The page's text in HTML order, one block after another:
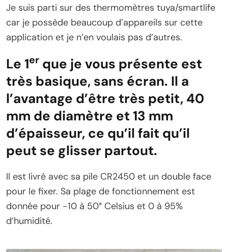
Je suis parti sur des thermomètres tuya/smartlife
car je possède beaucoup d’appareils sur cette
application et je n’en voulais pas d’autres.
Le 1er que je vous présente est
très basique, sans écran. Il a
l’avantage d’être très petit, 40
mm de diamètre et 13 mm
d’épaisseur, ce qu’il fait qu’il
peut se glisser partout.
Il est livré avec sa pile CR2450 et un double face
pour le fixer. Sa plage de fonctionnement est
donnée pour -10 à 50° Celsius et 0 à 95%
d’humidité.